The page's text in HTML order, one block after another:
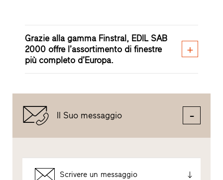
Grazie alla gamma Finstral, EDIL SAB
2000 offre l’assortimento di finestre
più completo d’Europa.
Il Suo messaggio
Scrivere un messaggio